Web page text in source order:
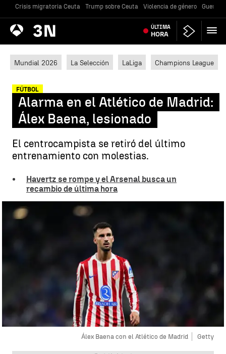
Crisis migratoria Ceuta Trump sobre Ceuta Violencia de género Guerra
Antena
3 Noticias ÚLTIMA
HORA
Mundial 2026 La Selección LaLiga Champions League
FÚTBOL
Alarma en el Atlético de Madrid:
Álex Baena, lesionado
El centrocampista se retiró del último
entrenamiento con molestias.
Havertz se rompe y el Arsenal busca un
recambio de última hora
Álex Baena con el Atlético de Madrid Getty